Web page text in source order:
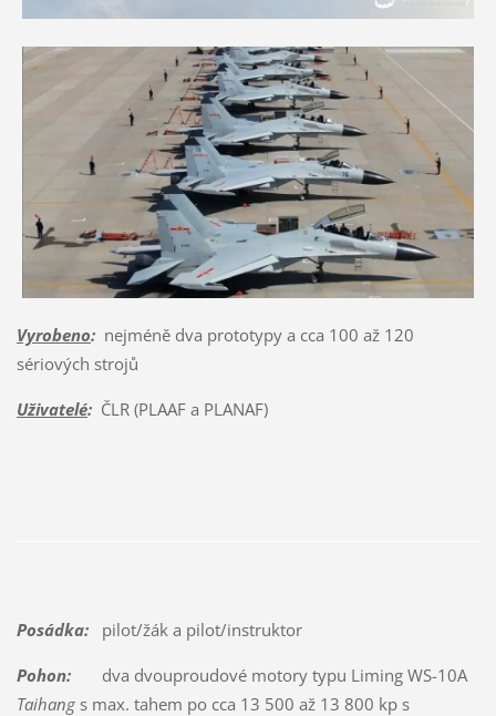
Vyrobeno:nejméně dva prototypy a cca 100 až 120
sériových strojů
Uživatelé:ČLR (PLAAF a PLANAF)
Posádka:pilot/žák a pilot/instruktor
Pohon:dva dvouproudové motory typu Liming WS-10A
Taihangs max. tahem po cca 13 500 až 13 800 kp s